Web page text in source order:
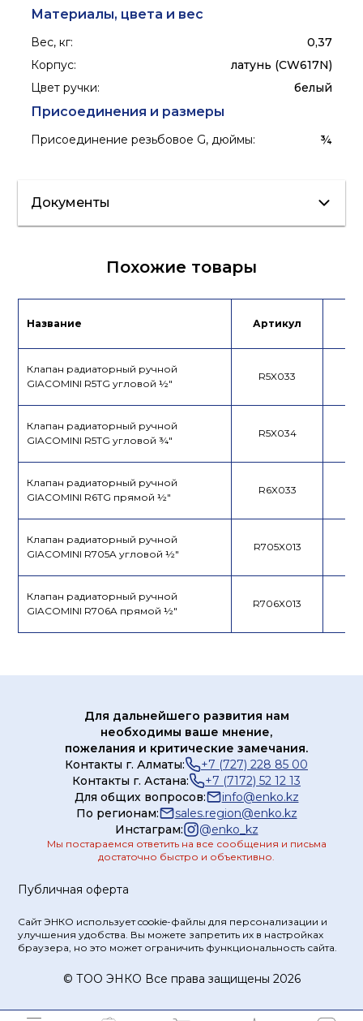
Материалы, цвета и вес
Вес, кг:
0,37
Корпус:
латунь (CW617N)
Цвет ручки: белый
Присоединения и размеры
Присоединение резьбовое G, дюймы: ¾
Документы
Декларация
Лист данных Лист данных
Похожие товары
Название Артикул
Клапан радиаторный ручной
GIACOMINI R5TG угловой ½"
R5X033
Клапан радиаторный ручной
GIACOMINI R5TG угловой ¾"
R5X034
Клапан радиаторный ручной
GIACOMINI R6TG прямой ½"
R6X033
Клапан радиаторный ручной
GIACOMINI R705A угловой ½"
R705X013
Клапан радиаторный ручной
GIACOMINI R706A прямой ½"
R706X013
Публичная оферта
Сайт ЭНКО использует cookie-файлы для персонализации и
улучшения удобства. Вы можете запретить их в настройках
браузера, но это может ограничить функциональность сайта.
© ТOO ЭНКО Все права защищены 2026
Для дальнейшего развития нам
необходимы ваше мнение,
пожелания и критические замечания.
Контакты г. Алматы:
+7 (727) 228 85 00
Контакты г. Астана:
+7 (7172) 52 12 13
Для общих вопросов:
info@enko.kz
По регионам:
sales.region@enko.kz
Инстаграм:
@enko_kz
Мы постараемся ответить на все сообщения и письма
достаточно быстро и объективно.